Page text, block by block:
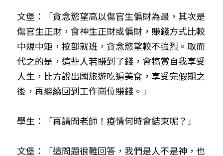
團隊訓練營
五行八字線上班
文堡：「貪念慾望高以傷官生偏財為最，其次是
傷官生正財，食神生正財或偏財，賺錢方式比較
中規中矩，按部就班，貪念慾望較不強烈。取而
代之的是，這些人若賺到了錢，會犒賞自我享受
人生，比方說出國旅遊吃遍美食，享受完假期之
後，再繼續回到工作崗位賺錢。」
學生：「再請問老師！疫情何時會結束呢？」
文堡：「這問題很難回答，我們是人不是神，也